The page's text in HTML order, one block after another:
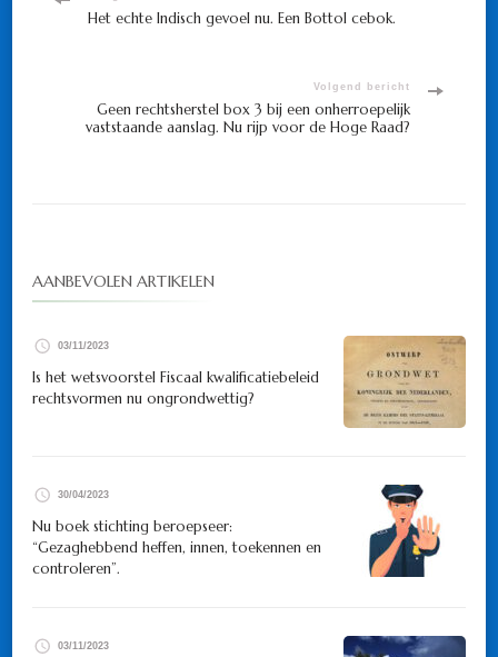
Het echte Indisch gevoel nu. Een Bottol cebok.
Volgend bericht
Geen rechtsherstel box 3 bij een onherroepelijk
vaststaande aanslag. Nu rijp voor de Hoge Raad?
AANBEVOLEN ARTIKELEN
03/11/2023
Is het wetsvoorstel Fiscaal kwalificatiebeleid
rechtsvormen nu ongrondwettig?
30/04/2023
Nu boek stichting beroepseer:
“Gezaghebbend heffen, innen, toekennen en
controleren”.
03/11/2023